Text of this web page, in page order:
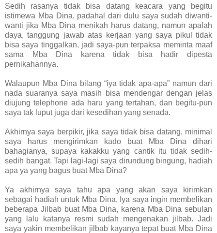
Sedih rasanya tidak bisa datang keacara yang begitu
istimewa Mba Dina, padahal dari dulu saya sudah diwanti-
wanti jika Mba Dina menikah harus datang, namun apalah
daya, tanggung jawab atas kerjaan yang saya pikul tidak
bisa saya tinggalkan, jadi saya-pun terpaksa meminta maaf
sama Mba Dina karena tidak bisa hadir dipesta
pernikahannya.
Walaupun Mba Dina bilang “iya tidak apa-apa” namun dari
nada suaranya saya masih bisa mendengar dengan jelas
diujung telephone ada haru yang tertahan, dan begitu-pun
saya tak luput juga dari kesedihan yang senada.
Akhirnya saya berpikir, jika saya tidak bisa datang, minimal
saya harus mengirimkan kado buat Mba Dina dihari
bahagianya, supaya kakakku yang cantik itu tidak sedih-
sedih bangat. Tapi lagi-lagi saya dirundung bingung, hadiah
apa ya yang bagus buat Mba Dina?
Ya akhirnya saya tahu apa yang akan saya kirimkan
sebagai hadiah untuk Mba Dina, Iya saya ingin membelikan
beberapa Jilbab buat Mba Dina, karena Mba Dina sebulan
yang lalu katanya resmi sudah mengenakan jilbab. Jadi
saya yakin membelikan jilbab kayanya tepat buat Mba Dina